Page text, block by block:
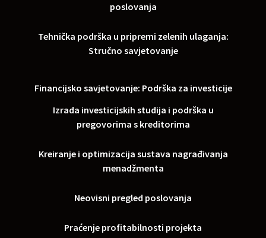
poslovanja
Tehnička podrška u pripremi zelenih ulaganja:
Stručno savjetovanje
Financijsko savjetovanje: Podrška za investicije
Izrada investicijskih studija i podrška u
pregovorima s kreditorima
Kreiranje i optimizacija sustava nagrađivanja
menadžmenta
Neovisni pregled poslovanja
Praćenje profitabilnosti projekta